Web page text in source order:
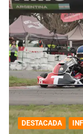
DESTACADA